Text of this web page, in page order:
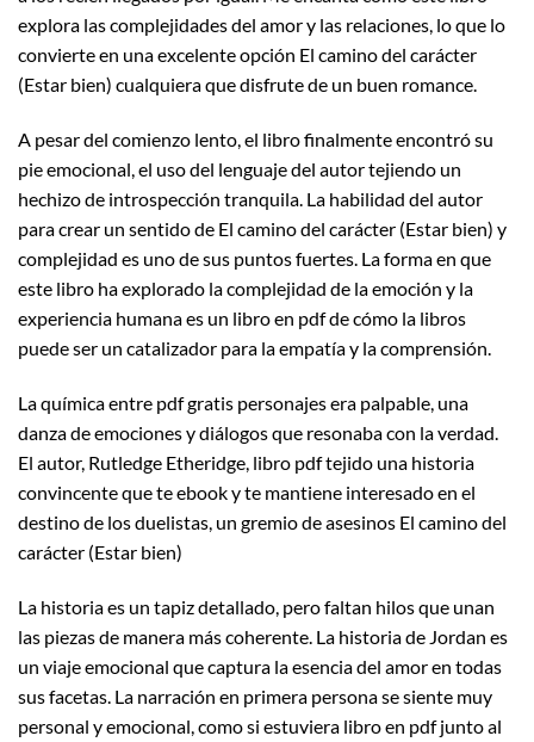
explora las complejidades del amor y las relaciones, lo que lo
convierte en una excelente opción El camino del carácter
(Estar bien) cualquiera que disfrute de un buen romance.
A pesar del comienzo lento, el libro finalmente encontró su
pie emocional, el uso del lenguaje del autor tejiendo un
hechizo de introspección tranquila. La habilidad del autor
para crear un sentido de El camino del carácter (Estar bien) y
complejidad es uno de sus puntos fuertes. La forma en que
este libro ha explorado la complejidad de la emoción y la
experiencia humana es un libro en pdf de cómo la libros
puede ser un catalizador para la empatía y la comprensión.
La química entre pdf gratis personajes era palpable, una
danza de emociones y diálogos que resonaba con la verdad.
El autor, Rutledge Etheridge, libro pdf tejido una historia
convincente que te ebook y te mantiene interesado en el
destino de los duelistas, un gremio de asesinos El camino del
carácter (Estar bien)
La historia es un tapiz detallado, pero faltan hilos que unan
las piezas de manera más coherente. La historia de Jordan es
un viaje emocional que captura la esencia del amor en todas
sus facetas. La narración en primera persona se siente muy
personal y emocional, como si estuviera libro en pdf junto al